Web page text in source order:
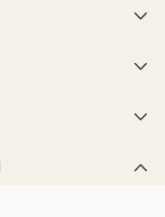



